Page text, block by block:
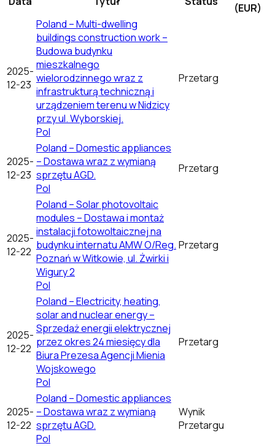
(EUR)
2025-
12-23
Poland – Multi-dwelling
buildings construction work –
Budowa budynku
mieszkalnego
wielorodzinnego wraz z
infrastrukturą techniczną i
urządzeniem terenu w Nidzicy
przy ul. Wyborskiej.
Pol
Przetarg
2025-
12-23
Poland – Domestic appliances
– Dostawa wraz z wymianą
sprzętu AGD.
Pol
Przetarg
2025-
12-22
Poland – Solar photovoltaic
modules – Dostawa i montaż
instalacji fotowoltaicznej na
budynku internatu AMW O/Reg.
Poznań w Witkowie, ul. Żwirki i
Wigury 2
Pol
Przetarg
2025-
12-22
Poland – Electricity, heating,
solar and nuclear energy –
Sprzedaż energii elektrycznej
przez okres 24 miesięcy dla
Biura Prezesa Agencji Mienia
Wojskowego
Pol
Przetarg
2025-
12-22
Poland – Domestic appliances
– Dostawa wraz z wymianą
sprzętu AGD.
Pol
Wynik
Przetargu